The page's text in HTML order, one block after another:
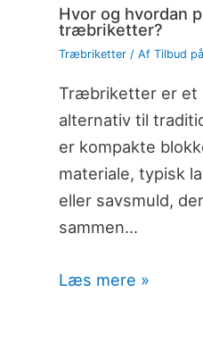
Hvor og hvordan
træbriketter?
Træbriketter/ Af Tilbud
Træbriketter er
alternativ til
er kompakte
materiale, typisk
eller savsmuld,
sammen…
Læs mere »